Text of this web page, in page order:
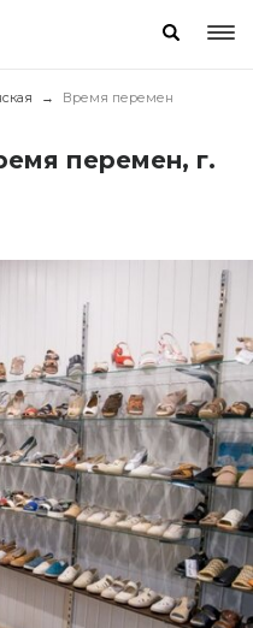
Время перемен
перемен, г.